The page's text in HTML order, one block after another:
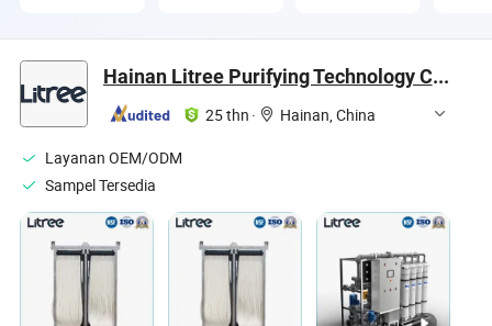
Ltd.
Technology
Hainan Litree Purifying Technology Co., Ltd.
25 thn · Hainan, China
Layanan OEM/ODM
Sampel Tersedia